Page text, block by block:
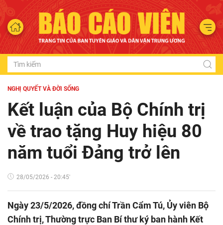
NGHỊ QUYẾT VÀ ĐỜI SỐNG
Kết luận của Bộ Chính trị
về trao tặng Huy hiệu 80
năm tuổi Đảng trở lên
28/05/2026 - 20:45'
Ngày 23/5/2026, đồng chí Trần Cẩm Tú, Ủy viên Bộ
Chính trị, Thường trực Ban Bí thư ký ban hành Kết